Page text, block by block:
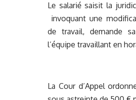
Le salarié saisit la
invoquant une
de travail, demande
l’équipe travaillant en
La Cour d’Appel